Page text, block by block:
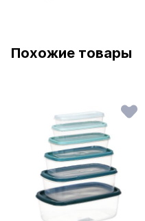
Похожие товары